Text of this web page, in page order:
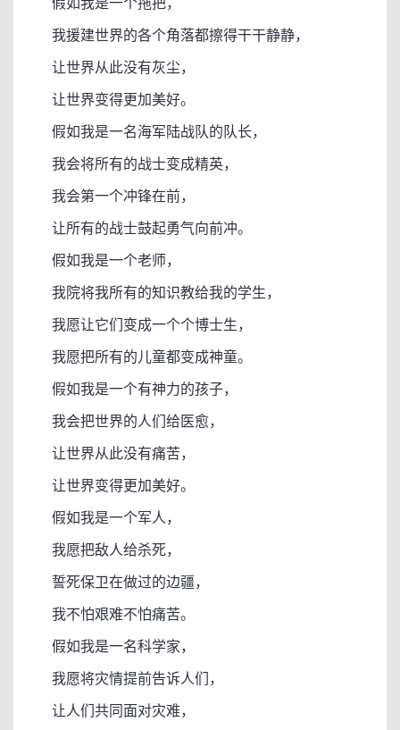
假如我是一个拖把，
我援建世界的各个角落都擦得干干静静，
让世界从此没有灰尘，
让世界变得更加美好。
假如我是一名海军陆战队的队长，
我会将所有的战士变成精英，
我会第一个冲锋在前，
让所有的战士鼓起勇气向前冲。
假如我是一个老师，
我院将我所有的知识教给我的学生，
我愿让它们变成一个个博士生，
我愿把所有的儿童都变成神童。
假如我是一个有神力的孩子，
我会把世界的人们给医愈，
让世界从此没有痛苦，
让世界变得更加美好。
假如我是一个军人，
我愿把敌人给杀死，
誓死保卫在做过的边疆，
我不怕艰难不怕痛苦。
假如我是一名科学家，
我愿将灾情提前告诉人们，
让人们共同面对灾难，